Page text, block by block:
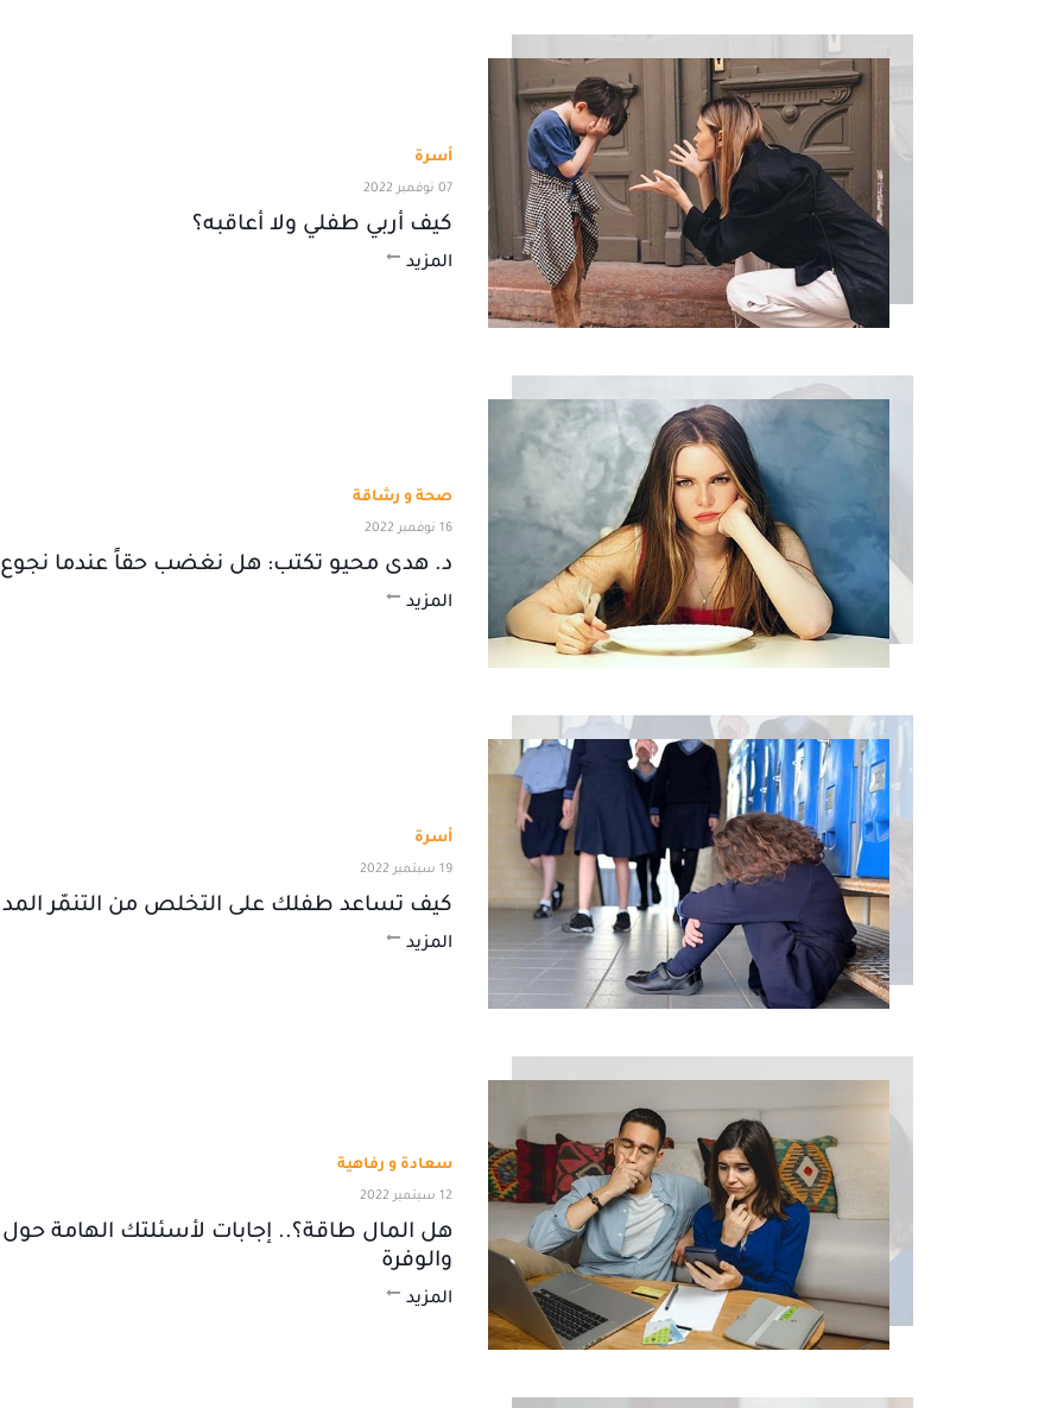
أسرة
07 نوفمبر 2022
كيف أربي طفلي ولا أعاقبه؟
المزيد
صحة و رشاقة
16 نوفمبر 2022
د. هدى محيو تكتب: هل نغضب حقاً عندما
المزيد
أسرة
19 سبتمبر 2022
كيف تساعد طفلك على التخلص من التنمّر
المزيد
سعادة و رفاهية
12 سبتمبر 2022
هل المال طاقة؟.. إجابات لأسئلتك الهامة حول
والوفرة
المزيد